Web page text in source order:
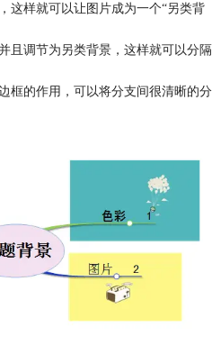
这样就可以让图片成为一个“另类背
且调节为另类背景，这样就可以分隔
框的作用，可以将分支间很清晰的分